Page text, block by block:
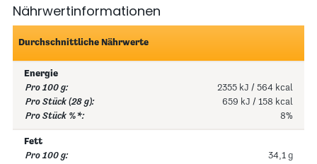
Nährwertinformationen
Durchschnittliche Nährwerte
Energie
2355 kJ / 564 kcal
659 kJ / 158 kcal
8%
Fett
34,1 g